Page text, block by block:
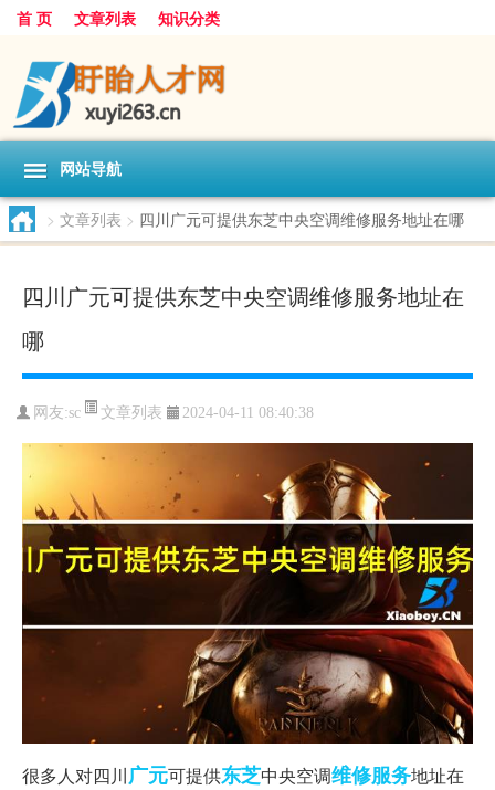
首 页 文章列表 知识分类
网站导航
> 文章列表 > 四川广元可提供东芝中央空调维修服务地址在哪
四川广元可提供东芝中央空调维修服务地址在
哪
网友:sc 文章列表 2024-04-11 08:40:38
很多人对四川广元可提供东芝中央空调维修服务地址在